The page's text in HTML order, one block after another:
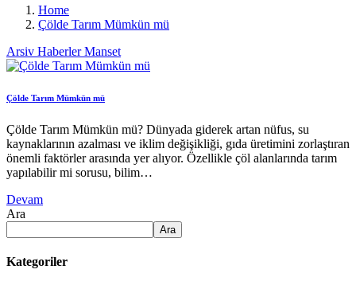
Home
Çölde Tarım Mümkün mü
Arsiv HaberlerManset
Çölde Tarım Mümkün mü
Çölde Tarım Mümkün mü? Dünyada giderek artan nüfus, su
kaynaklarının azalması ve iklim değişikliği, gıda üretimini zorlaştıran
önemli faktörler arasında yer alıyor. Özellikle çöl alanlarında tarım
yapılabilir mi sorusu, bilim…
Devam
Ara
Ara
Kategoriler